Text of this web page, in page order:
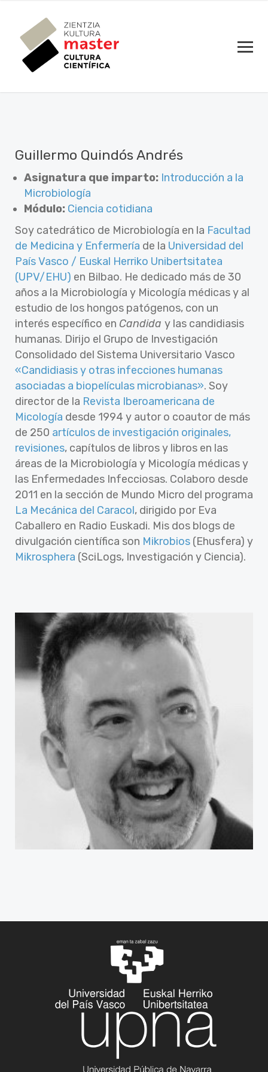
Guillermo Quindós Andrés
Asignatura que imparto: Introducción a la
Microbiología
Módulo: Ciencia cotidiana
Soy catedrático de Microbiología en la Facultad
de Medicina y Enfermería de la Universidad del
País Vasco / Euskal Herriko Unibertsitatea
(UPV/EHU) en Bilbao. He dedicado más de 30
años a la Microbiología y Micología médicas y al
estudio de los hongos patógenos, con un
interés específico en Candida y las candidiasis
humanas. Dirijo el Grupo de Investigación
Consolidado del Sistema Universitario Vasco
«Candidiasis y otras infecciones humanas
asociadas a biopelículas microbianas». Soy
director de la Revista Iberoamericana de
Micología desde 1994 y autor o coautor de más
de 250 artículos de investigación originales,
revisiones, capítulos de libros y libros en las
áreas de la Microbiología y Micología médicas y
las Enfermedades Infecciosas. Colaboro desde
2011 en la sección de Mundo Micro del programa
La Mecánica del Caracol, dirigido por Eva
Caballero en Radio Euskadi. Mis dos blogs de
divulgación científica son Mikrobios (Ehusfera) y
Mikrosphera (SciLogs, Investigación y Ciencia).